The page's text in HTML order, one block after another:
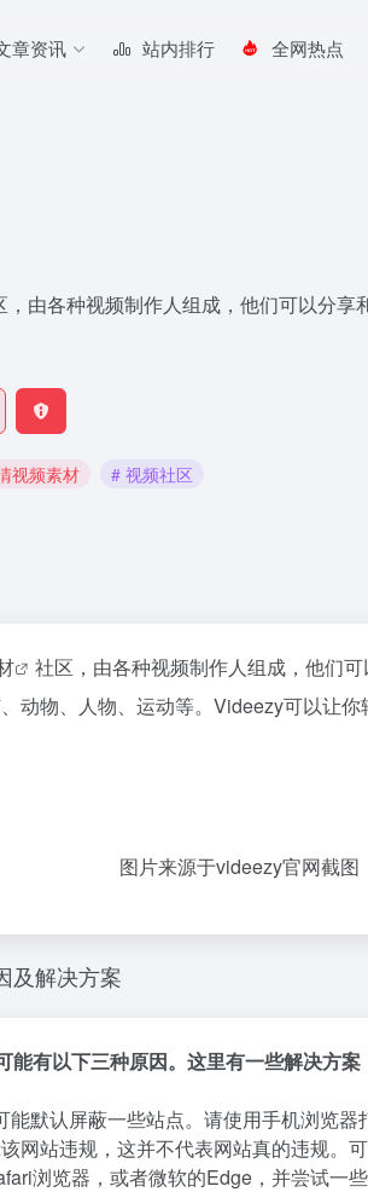
章资讯 站内排行 全网热点
由各种视频制作人组成，他们可以分享
视频素材 # 视频社区
社区，由各种视频制作人组成，他们
动物、人物、运动等。Videezy可以让
图片来源于videezy官网截图
及解决方案
有以下三种原因。这里有一些解决方案
能默认屏蔽一些站点。请使用手机浏览器
网站违规，这并不代表网站真的违规。
浏览器，或者微软的Edge，并尝试一